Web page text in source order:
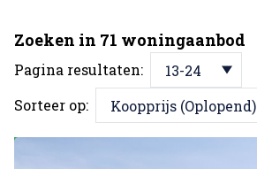
Zoeken in 71 woningaanbod
Pagina resultaten:
13-24
Sorteer op:
Koopprijs (Oplopend)